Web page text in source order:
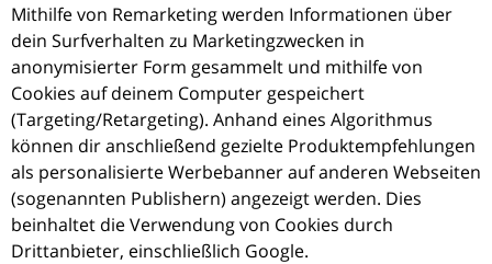
Mithilfe von Remarketing werden Informationen über
dein Surfverhalten zu Marketingzwecken in
anonymisierter Form gesammelt und mithilfe von
Cookies auf deinem Computer gespeichert
(Targeting/Retargeting). Anhand eines Algorithmus
können dir anschließend gezielte Produktempfehlungen
als personalisierte Werbebanner auf anderen Webseiten
(sogenannten Publishern) angezeigt werden. Dies
beinhaltet die Verwendung von Cookies durch
Drittanbieter, einschließlich Google.